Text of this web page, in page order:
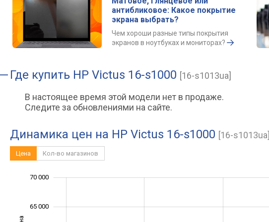
антибликовое: Какое покрытие
экрана выбрать?
Чем хороши разные типы покрытия
экранов в ноутбуках и мониторах?
Где купить HP Victus 16-s1000 [16-s1013ua]
В настоящее время этой модели нет в продаже.
Следите за обновлениями на сайте.
Динамика цен на HP Victus 16-s1000 [16-s1013ua]
Цена Кол-во магазинов
65 000
70 000